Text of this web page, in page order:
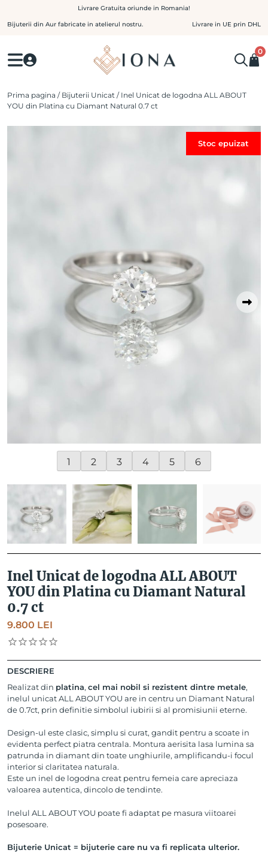
to
Livrare Gratuita oriunde in Romania!
Bijuterii din Aur fabricate in atelierul nostru. Livrare in UE prin DHL
0
Prima pagina / Bijuterii Unicat / Inel Unicat de logodna ALL ABOUT
YOU din Platina cu Diamant Natural 0.7 ct
Stoc epuizat
1 2 3 4 5 6
Inel Unicat de logodna ALL ABOUT
YOU din Platina cu Diamant Natural
0.7 ct
9.800 LEI
DESCRIERE
Realizat din platina, cel mai nobil si rezistent dintre metale,
inelul unicat ALL ABOUT YOU are in centru un Diamant Natural
de 0.7ct, prin definitie simbolul iubirii si al promisiunii eterne.
Design-ul este clasic, simplu si curat, gandit pentru a scoate in
evidenta perfect piatra centrala. Montura aerisita lasa lumina sa
patrunda in diamant din toate unghiurile, amplificandu-i focul
interior si claritatea naturala.
Este un inel de logodna creat pentru femeia care apreciaza
valoarea autentica, dincolo de tendinte.
Inelul ALL ABOUT YOU poate fi adaptat pe masura viitoarei
posesoare.
Bijuterie Unicat = bijuterie care nu va fi replicata ulterior.